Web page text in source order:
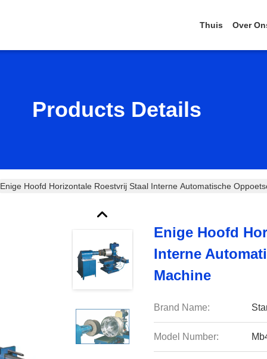
Thuis Over
Products Details
Enige Hoofd Horizontale Roestvrij Staal Interne Automatische
Enige Hoofd
Interne
Machine
Brand Name:
Model Number: